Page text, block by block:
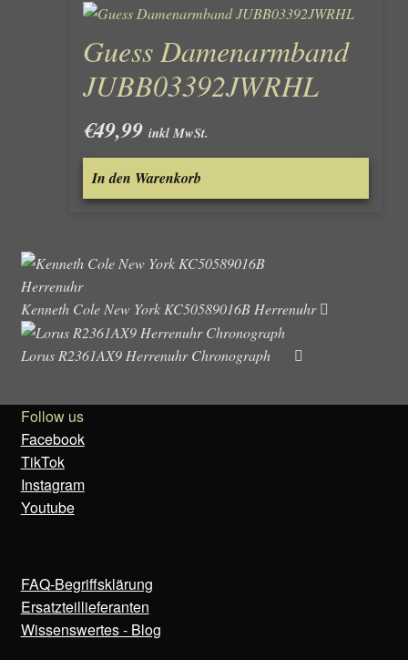
Guess Damenarmband
JUBB03392JWRHL
€49,99 inkl MwSt.
In den Warenkorb
Kenneth Cole New York KC50589016B Herrenuhr
Lorus R2361AX9 Herrenuhr Chronograph
Follow us
Facebook
TikTok
Instagram
Youtube
FAQ-Begriffsklärung
Ersatzteillieferanten
Wissenswertes - Blog